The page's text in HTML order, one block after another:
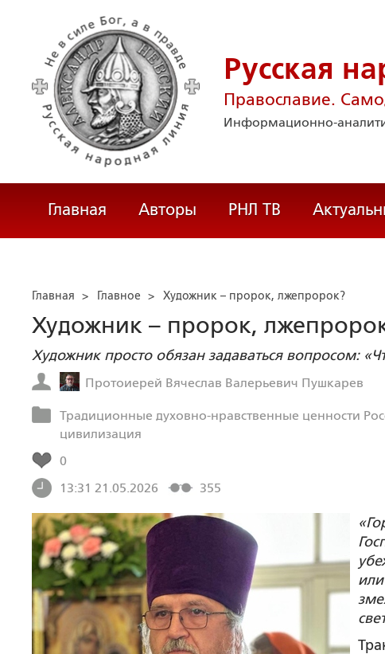
Русская
Православие.
Информационно-
Главная Авторы РНЛ ТВ
Главная > Главное > Художник – пророк, лжепророк?
Художник – пророк,
Художник просто обязан задаваться вопросом:
Протоиерей Вячеслав Валерьевич Пушкарев
Традиционные духовно-нравственные ценности
цивилизация
0
13:31 21.05.2026
355